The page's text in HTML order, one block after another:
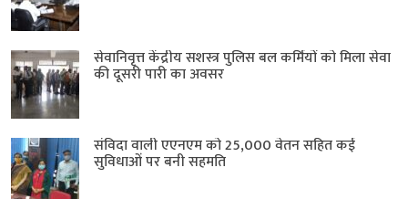
सेवानिवृत्त केंद्रीय सशस्त्र पुलिस बल ​कर्मियों को मिला सेवा
की दूसरी पारी का अवसर
संविदा वाली एएनएम को 25,000 वेतन सहित कई
सुविधाओं पर बनी सहमति